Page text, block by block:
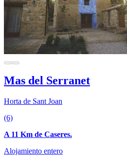
Mas del Serranet
Horta de Sant Joan
(6)
A 11 Km de Caseres.
Alojamiento entero